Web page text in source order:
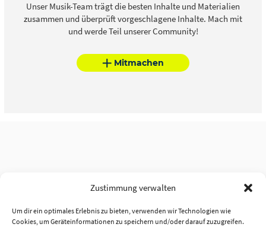
Zustimmung verwalten
Um dir ein optimales Erlebnis zu bieten, verwenden wir Technologien wie
Cookies, um Geräteinformationen zu speichern und/oder darauf zuzugreifen.
Unser Musik-Team trägt die besten Inhalte und Materialien
zusammen und überprüft vorgeschlagene Inhalte. Mach mit
und werde Teil unserer Community!
Mitmachen